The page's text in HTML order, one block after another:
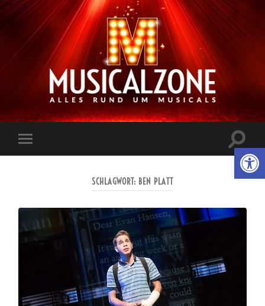
Musicalzone.de
Mobile-
Menü
ein-/
SCHLAGWORT: BEN PLATT